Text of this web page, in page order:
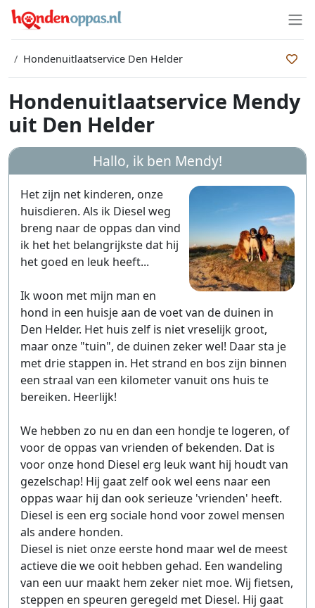
Hondenuitlaatservice Den Helder
Hondenuitlaatservice Mendy
uit Den Helder
Hallo, ik ben Mendy!
Het zijn net kinderen, onze
huisdieren. Als ik Diesel weg
breng naar de oppas dan vind
ik het het belangrijkste dat hij
het goed en leuk heeft...
Ik woon met mijn man en
hond in een huisje aan de voet van de duinen in
Den Helder. Het huis zelf is niet vreselijk groot,
maar onze "tuin", de duinen zeker wel! Daar sta je
met drie stappen in. Het strand en bos zijn binnen
een straal van een kilometer vanuit ons huis te
bereiken. Heerlijk!
We hebben zo nu en dan een hondje te logeren, of
voor de oppas van vrienden of bekenden. Dat is
voor onze hond Diesel erg leuk want hij houdt van
gezelschap! Hij gaat zelf ook wel eens naar een
oppas waar hij dan ook serieuze 'vrienden' heeft.
Diesel is een erg sociale hond voor zowel mensen
als andere honden.
Diesel is niet onze eerste hond maar wel de meest
actieve die we ooit hebben gehad. Een wandeling
van een uur maakt hem zeker niet moe. Wij fietsen,
steppen en speuren geregeld met Diesel. Hij gaat